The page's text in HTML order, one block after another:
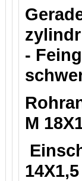
-
M
14X1,5